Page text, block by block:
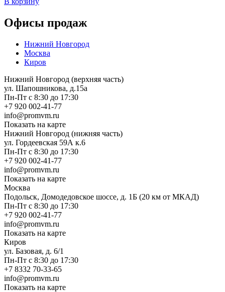
Офисы продаж
Нижний Новгород
Москва
Киров
Нижний Новгород (верхняя часть)
ул. Шапошникова, д.15а
Пн-Пт с 8:30 до 17:30
+7 920 002-41-77
info@promvm.ru
Показать на карте
Нижний Новгород (нижняя часть)
ул. Гордеевская 59А к.6
Пн-Пт с 8:30 до 17:30
+7 920 002-41-77
info@promvm.ru
Показать на карте
Москва
Подольск, Домодедовское шоссе, д. 1Б (20 км от МКАД)
Пн-Пт с 8:30 до 17:30
+7 920 002-41-77
info@promvm.ru
Показать на карте
Киров
ул. Базовая, д. 6/1
Пн-Пт с 8:30 до 17:30
+7 8332 70-33-65
info@promvm.ru
Показать на карте